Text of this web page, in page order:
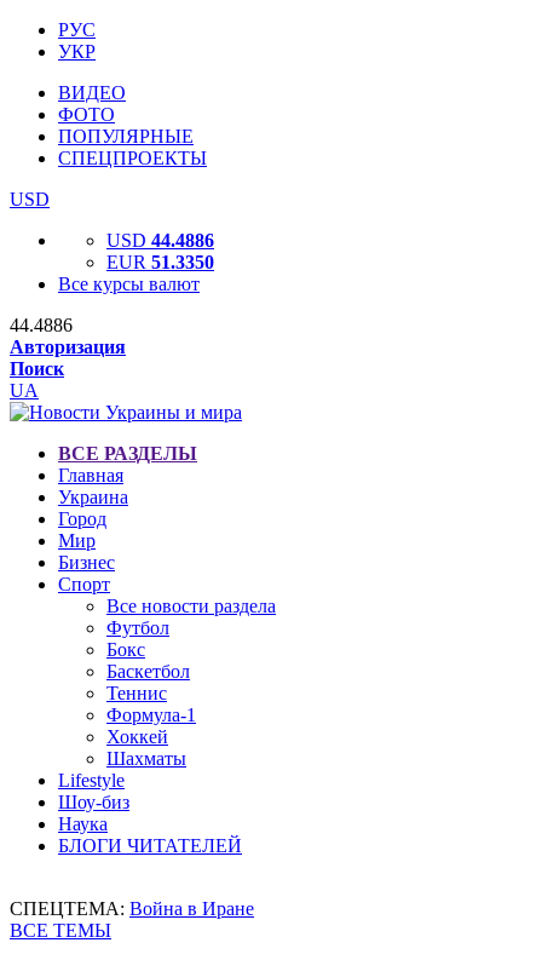
РУС
УКР
ВИДЕО
ФОТО
ПОПУЛЯРНЫЕ
СПЕЦПРОЕКТЫ
USD
USD 44.4886
EUR 51.3350
Все курсы валют
44.4886
Авторизация
Поиск
UA
ВСЕ РАЗДЕЛЫ
Главная
Украина
Город
Мир
Бизнес
Спорт
Все новости раздела
Футбол
Бокс
Баскетбол
Теннис
Формула-1
Хоккей
Шахматы
Lifestyle
Шоу-биз
Наука
БЛОГИ ЧИТАТЕЛЕЙ
СПЕЦТЕМА: Война в Иране
ВСЕ ТЕМЫ